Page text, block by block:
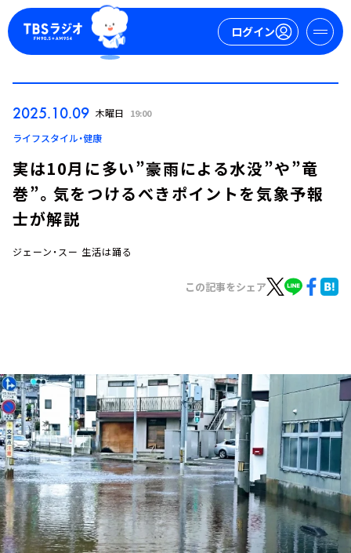
ログイン
ログイン
イベント・グッズ
YouTube
会社情報
2025.10.09 木曜日 19:00
ライフスタイル・健康
実は10月に多い”豪雨による水没”や”竜
巻”。気をつけるべきポイントを気象予報
士が解説
ジェーン・スー 生活は踊る
この記事をシェア